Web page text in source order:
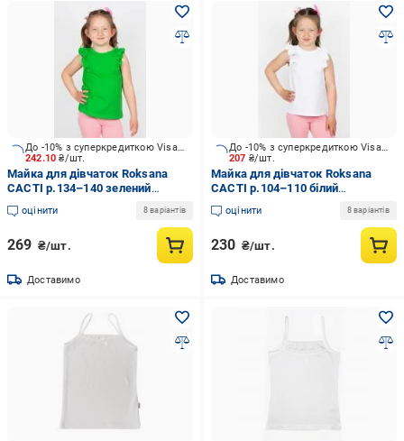
242.10₴/шт.
До -10% з суперкредиткою Visa Вигода
Майка для дівчаток Roksana
CACTI р.134–140 зелений
№0083/16087
оцінити 8 варіантів
269 ₴/шт.
Доставимо
207 ₴/шт.
До -10% з суперкредиткою Visa Вигода
Майка для дівчаток Roksana
CACTI р.104–110 білий
№0083/16084
оцінити 8 варіантів
230 ₴/шт.
Доставимо